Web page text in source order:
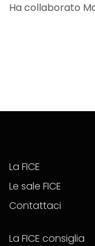
Ha collaborato
La FICE
Le sale FICE
Contattaci
La FICE consiglia